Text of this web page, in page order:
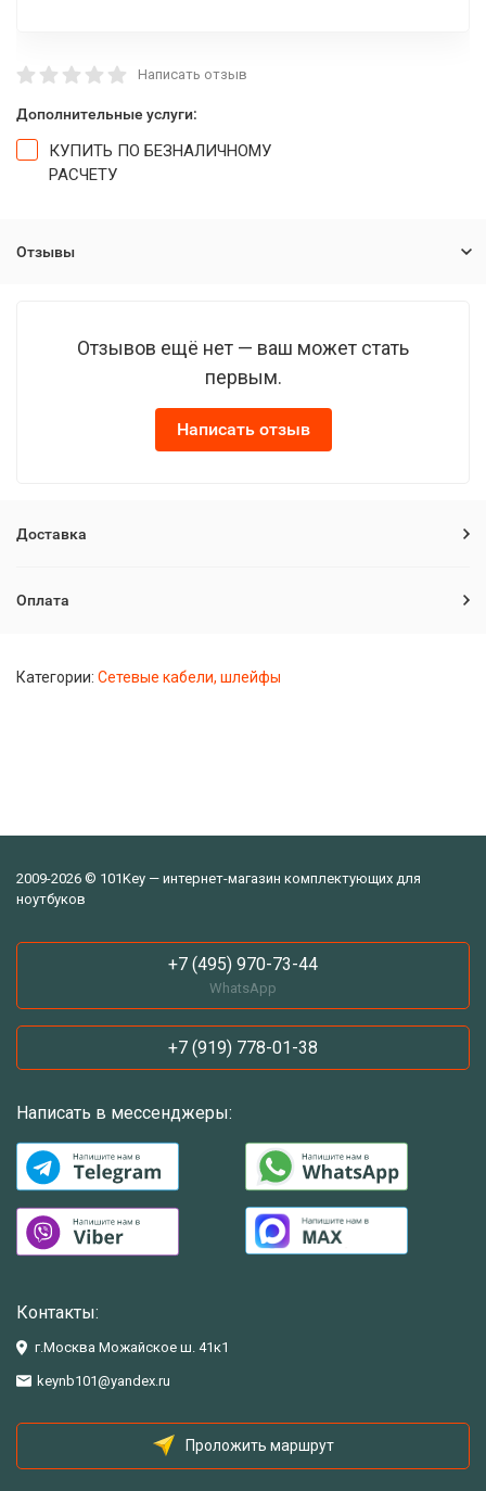
Написать отзыв
Дополнительные услуги:
КУПИТЬ ПО БЕЗНАЛИЧНОМУ
РАСЧЕТУ
Отзывы
Отзывов ещё нет — ваш может стать
первым.
Написать отзыв
Доставка
Оплата
Категории: Сетевые кабели, шлейфы
2009-2026 © 101Key — интернет-магазин комплектующих для
ноутбуков
+7 (495) 970-73-44
WhatsApp
+7 (919) 778-01-38
Написать в мессенджеры:
Контакты:
г.Москва Можайское ш. 41к1
keynb101@yandex.ru
Проложить маршрут